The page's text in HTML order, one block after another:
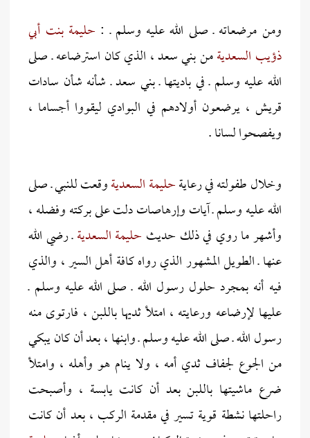
ومن مرضعاته ـ صلى الله عليه وسلم ـ : حليمة بنت أبي
ذؤيب السعديةمن بني سعد ، الذي كان استرضاعه ـ صلى
الله عليه وسلم ـ في باديتها ـ بني سعد ـ شأنه شأن سادات
قريش ، يرضعون أولادهم في البوادي ليقووا أجساما ،
ويفصحوا لسانا .
وخلال طفولته في رعايةحليمة السعديةوقعت للنبي ـ صلى
الله عليه وسلم ـ آيات وإرهاصات دلت على بركته وفضله ،
وأشهر ما روي في ذلك حديث حليمة السعديةـ رضي الله
عنها ـ الطويل المشهور الذي رواه كافة أهل السير ، والذي
فيه أنه بمجرد حلول رسول الله ـ صلى الله عليه وسلم ـ
عليها لإرضاعه ورعايته ، امتلأ ثديها باللبن ، فارتوى منه
رسول الله ـ صلى الله عليه وسلم ـ وابنها ، بعد أن كان يبكي
من الجوع لجفاف ثدي أمه ، ولا ينام هو وأهله ، وامتلأ
ضرع ماشيتها باللبن بعد أن كانت يابسة ، وأصبحت
راحلتها نشطة قوية تسير في مقدمة الركب ، بعد أن كانت